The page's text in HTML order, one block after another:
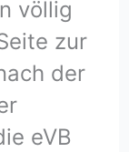
völlig
zur
der
eVB